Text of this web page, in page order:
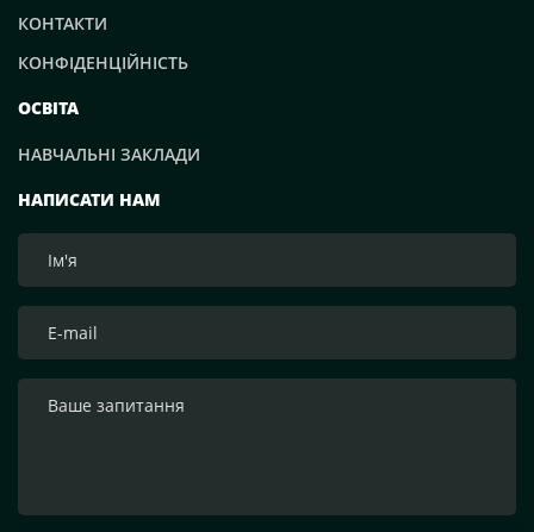
НАПИСАТИ НАМ
КОНТАКТИ
КОНФІДЕНЦІЙНІСТЬ
ОСВІТА
НАВЧАЛЬНІ ЗАКЛАДИ